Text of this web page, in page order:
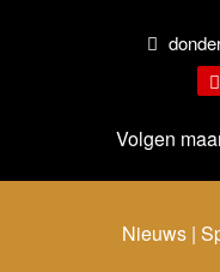
Volgen
Nieuws |